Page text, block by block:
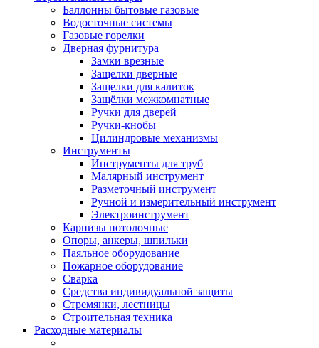
Баллонны бытовые газовые
Водосточные системы
Газовые горелки
Дверная фурнитура
Замки врезные
Защелки дверные
Защелки для калиток
Защёлки межкомнатные
Ручки для дверей
Ручки-кнобы
Цилиндровые механизмы
Инструменты
Инструменты для труб
Малярный инструмент
Разметочный инструмент
Ручной и измерительный инструмент
Электроинструмент
Карнизы потолочные
Опоры, анкеры, шпильки
Паяльное оборудование
Пожарное оборудование
Сварка
Средства индивидуальной защиты
Стремянки, лестницы
Строительная техника
Расходные материалы